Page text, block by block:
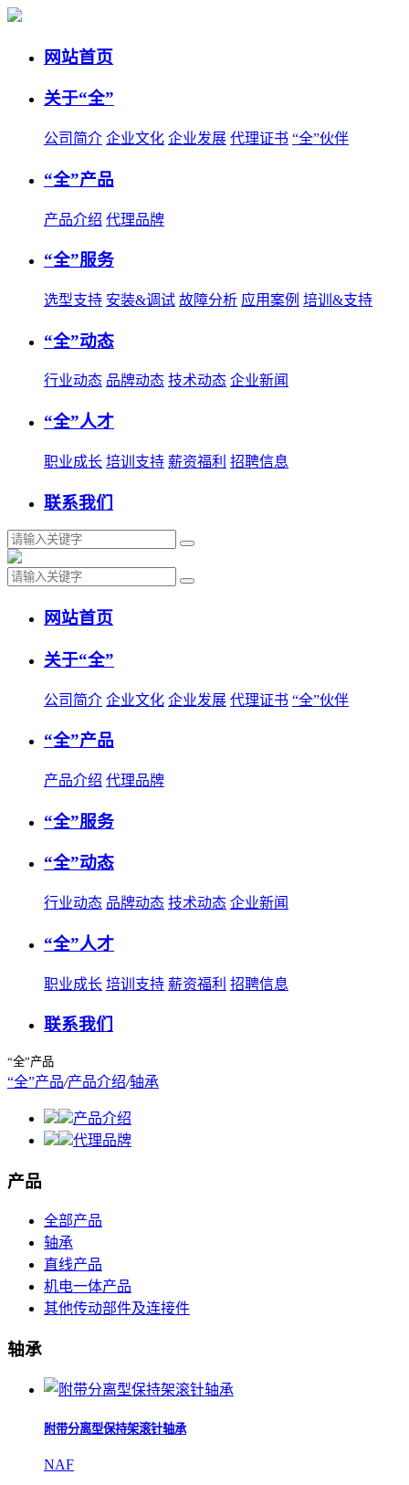
网站首页
关于“全”
公司简介 企业文化 企业发展 代理证书 “全”伙伴
“全”产品
产品介绍 代理品牌
“全”服务
选型支持 安装&调试 故障分析 应用案例 培训&支持
“全”动态
行业动态 品牌动态 技术动态 企业新闻
“全”人才
职业成长 培训支持 薪资福利 招聘信息
联系我们
网站首页
关于“全”
公司简介 企业文化 企业发展 代理证书 “全”伙伴
“全”产品
产品介绍 代理品牌
“全”服务
“全”动态
行业动态 品牌动态 技术动态 企业新闻
“全”人才
职业成长 培训支持 薪资福利 招聘信息
联系我们
“全”产品
“全”产品/产品介绍/轴承
产品介绍
代理品牌
产品
全部产品
轴承
直线产品
机电一体产品
其他传动部件及连接件
轴承
附带分离型保持架滚针轴承
NAF